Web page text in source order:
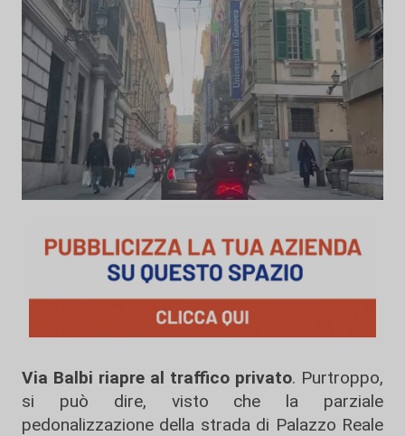
Via Balbi riapre al traffico privato. Purtroppo,
si può dire, visto che la parziale
pedonalizzazione della strada di Palazzo Reale